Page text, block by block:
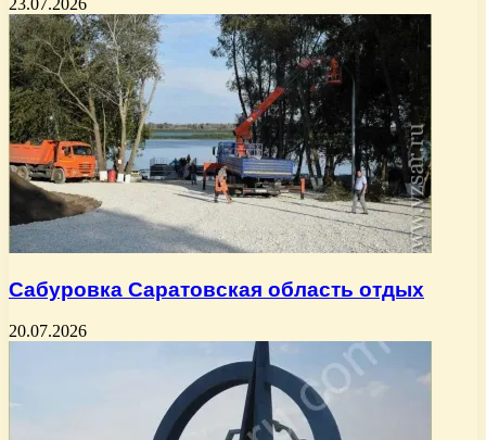
Сабуровка Саратовская область отдых
20.07.2026